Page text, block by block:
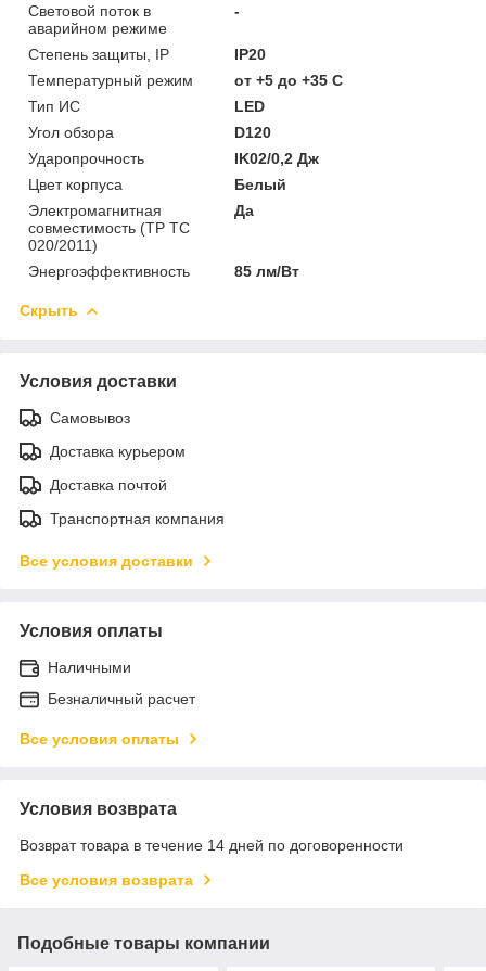
Световой поток в
аварийном режиме
-
Степень защиты, IP
IP20
Температурный режим
от +5 до +35 C
Тип ИС
LED
Угол обзора
D120
Ударопрочность
IK02/0,2 Дж
Цвет корпуса
Белый
Электромагнитная
совместимость (ТР ТС
020/2011)
Да
Энергоэффективность 85 лм/Вт
Скрыть
Условия доставки
Самовывоз
Доставка курьером
Доставка почтой
Транспортная компания
Все условия доставки
Условия оплаты
Наличными
Безналичный расчет
Все условия оплаты
Условия возврата
Возврат товара в течение 14 дней по договоренности
Все условия возврата
Подобные товары компании